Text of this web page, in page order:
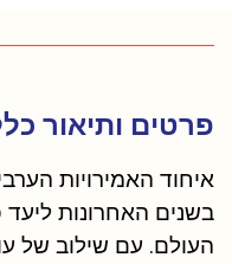
פרטים ותיאור
איחוד האמירויות
בשנים האחרונות ליעד
העולם. עם שילוב של